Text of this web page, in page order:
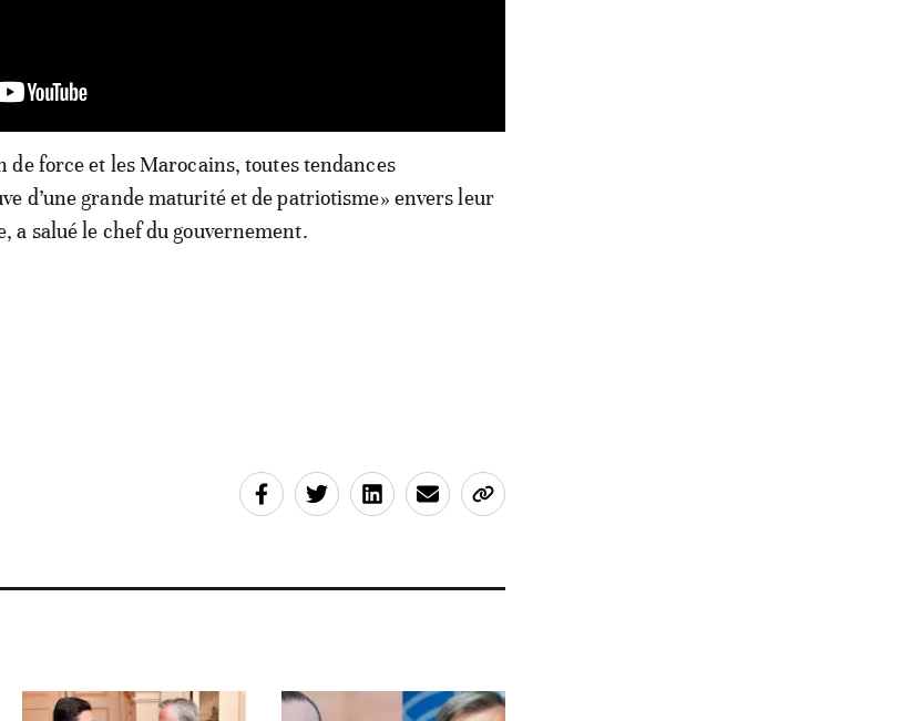
de force et les Marocains, toutes tendances
d’une grande maturité et de patriotisme» envers leur
a salué le chef du gouvernement.